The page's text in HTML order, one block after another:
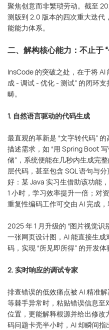
聚焦创意而非繁琐劳动。截至
测版到 2.0 版本的四次重大迭代
能能力体系。
二、解构核心能力：不止于
InsCode 的突破之处，在于将
成 - 调试 - 优化 - 测试” 的闭环
畴。
1. 自然语言驱动的代码生成
最直观的革新是 “文字转代码”
描述需求，如 “用 Spring Boot
储”，系统便能在几秒内生成完
层代码，甚至包含 SQL 语句与
好：某 Java 实习生借助该功能
1 小时，学习效率提升一倍；对
重复性编码工作可交由 AI 完成
2025 年 1 月升级的 “图片视觉
一张网页设计图，AI 能直接生
码，实现 “所见即所得” 的开发体
2. 实时响应的调试专家
排查错误的低效痛点被 AI 精准
等棘手异常时，粘贴错误信息至
位置，更能解释根源并给出修
码问题卡壳半小时，AI 却瞬间指